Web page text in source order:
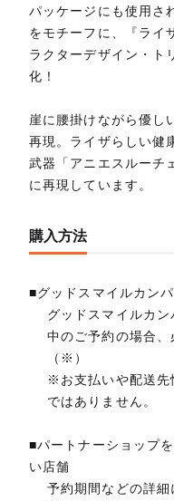
パッケージにも使用さ
をモチーフに、『ライ
ラクターデザイン・ト
化！
崖に腰掛けながら優し
再現。ライザらしい健
武器「アニエスルーチ
に再現しています。
購入方法
■グッドスマイルカン
グッドスマイルカ
中のご予約の場合、
（※）
※お支払いや配送先
ではありません。
■パートナーショップ
い店舗
予約期間などの詳